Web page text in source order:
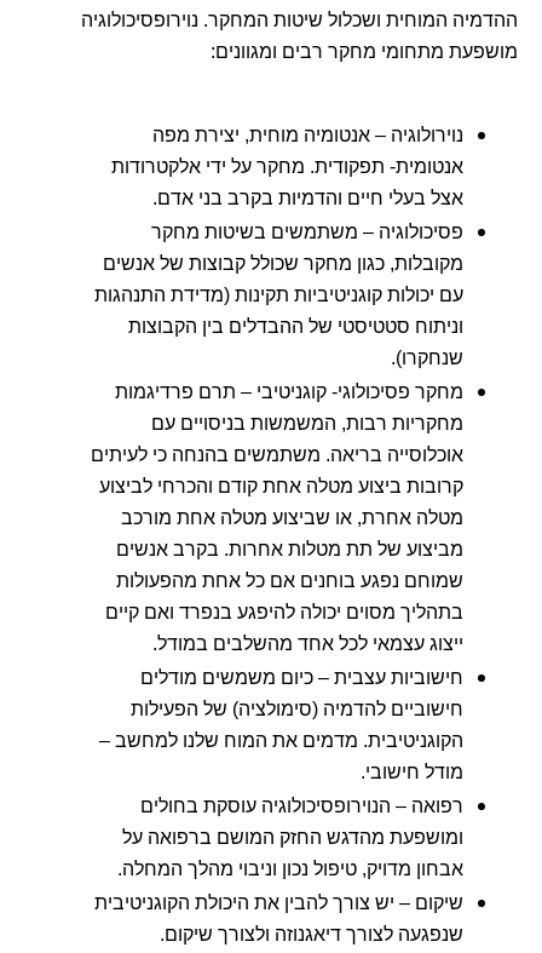
ההדמיה המוחית ושכלול שיטות המחקר. נוירופסיכולוגיה
מושפעת מתחומי מחקר רבים ומגוונים:
נוירולוגיה – אנטומיה מוחית, יצירת מפה
אנטומית- תפקודית. מחקר על ידי אלקטרודות
אצל בעלי חיים והדמיות בקרב בני אדם.
פסיכולוגיה – משתמשים בשיטות מחקר
מקובלות, כגון מחקר שכולל קבוצות של אנשים
עם יכולות קוגניטיביות תקינות (מדידת התנהגות
וניתוח סטטיסטי של ההבדלים בין הקבוצות
שנחקרו).
מחקר פסיכולוגי- קוגניטיבי – תרם פרדיגמות
מחקריות רבות, המשמשות בניסויים עם
אוכלוסייה בריאה. משתמשים בהנחה כי לעיתים
קרובות ביצוע מטלה אחת קודם והכרחי לביצוע
מטלה אחרת, או שביצוע מטלה אחת מורכב
מביצוע של תת מטלות אחרות. בקרב אנשים
שמוחם נפגע בוחנים אם כל אחת מהפעולות
בתהליך מסוים יכולה להיפגע בנפרד ואם קיים
ייצוג עצמאי לכל אחד מהשלבים במודל.
חישוביות עצבית – כיום משמשים מודלים
חישוביים להדמיה (סימולציה) של הפעילות
הקוגניטיבית. מדמים את המוח שלנו למחשב –
מודל חישובי.
רפואה – הנוירופסיכולוגיה עוסקת בחולים
ומושפעת מהדגש החזק המושם ברפואה על
אבחון מדויק, טיפול נכון וניבוי מהלך המחלה.
שיקום – יש צורך להבין את היכולת הקוגניטיבית
שנפגעה לצורך דיאגנוזה ולצורך שיקום.